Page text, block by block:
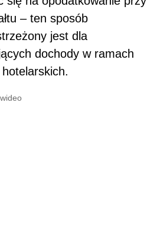
– ten sposób
jest dla
dochody w ramach